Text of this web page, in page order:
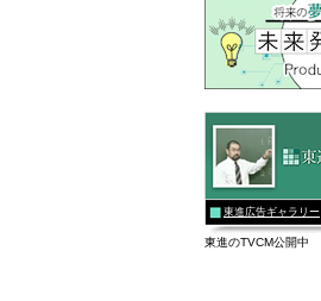
東進広告ギャラリー
東進のTVCM公開中